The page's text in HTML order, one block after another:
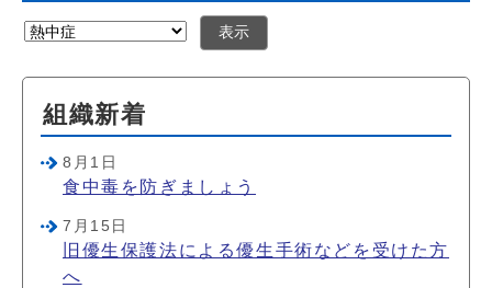
表示
組織新着
8月1日
食中毒を防ぎましょう
7月15日
旧優生保護法による優生手術などを受けた方
へ